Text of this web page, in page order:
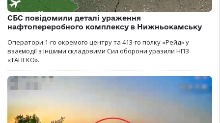
СБС повідомили деталі ураження
нафтопереробного комплексу в Нижньокамську
Оператори 1-го окремого центру та 413-го полку «Рейд» у
взаємодії з іншими складовими Сил оборони уразили НПЗ
«ТАНЕКО».